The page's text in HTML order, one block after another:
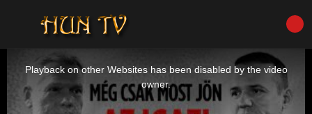
modalPlayback on other Websites has been disabled by the video
owner.